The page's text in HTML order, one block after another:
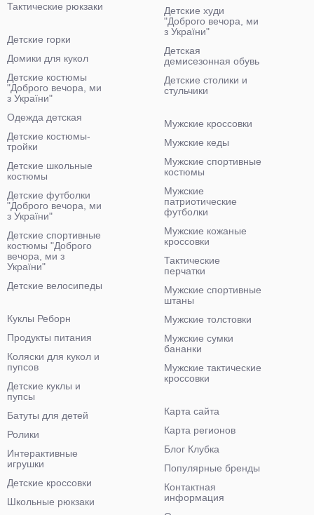
Тактические рюкзаки
Детские худи
"Доброго вечора, ми
з України"
Детская
демисезонная обувь
Детские столики и
стульчики
Детские горки
Домики для кукол
Детские костюмы
"Доброго вечора, ми
з України"
Одежда детская
Детские костюмы-
тройки
Детские школьные
костюмы
Детские футболки
"Доброго вечора, ми
з України"
Детские спортивные
костюмы "Доброго
вечора, ми з
України"
Детские велосипеды
Мужские кроссовки
Мужские кеды
Мужские спортивные
костюмы
Мужские
патриотические
футболки
Мужские кожаные
кроссовки
Тактические
перчатки
Мужские спортивные
штаны
Мужские толстовки
Мужские сумки
бананки
Мужские тактические
кроссовки
Куклы Реборн
Продукты питания
Коляски для кукол и
пупсов
Детские куклы и
пупсы
Батуты для детей
Ролики
Интерактивные
игрушки
Детские кроссовки
Школьные рюкзаки
Карта сайта
Карта регионов
Блог Клубка
Популярные бренды
Контактная
информация